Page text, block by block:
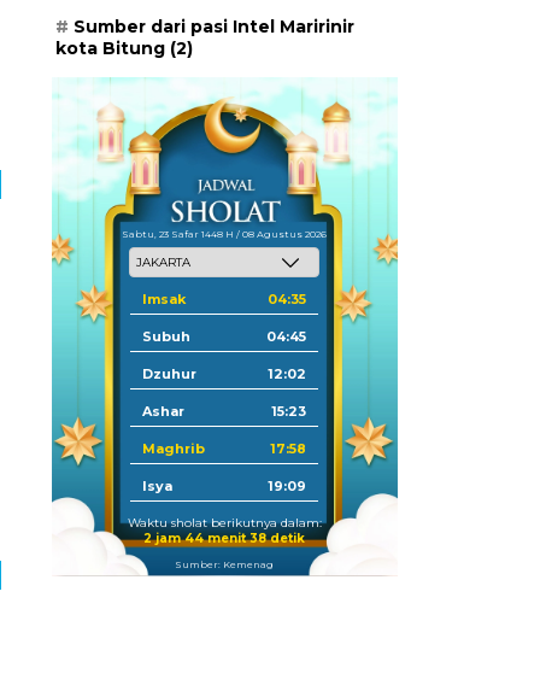
Sumber dari pasi Intel Maririnir
kota Bitung (2)
Sabtu, 23 Safar 1448 H / 08 Agustus 2026
Imsak 04:35
Subuh 04:45
Dzuhur 12:02
Ashar 15:23
Maghrib 17:58
Isya 19:09
Waktu sholat berikutnya dalam:
2 jam 44 menit 37 detik
Sumber: Kemenag